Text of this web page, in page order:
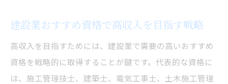
建設業おすすめ資格で高収入を目指す戦略
高収入を目指すためには、建設業で需要の高いおすすめ
資格を戦略的に取得することが鍵です。代表的な資格に
は、施工管理技士、建築士、電気工事士、土木施工管理